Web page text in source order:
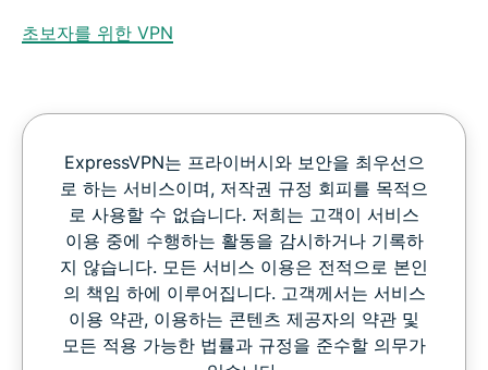
초보자를 위한 VPN
ExpressVPN는 프라이버시와 보안을 최우선으
로 하는 서비스이며, 저작권 규정 회피를 목적으
로 사용할 수 없습니다. 저희는 고객이 서비스
이용 중에 수행하는 활동을 감시하거나 기록하
지 않습니다. 모든 서비스 이용은 전적으로 본인
의 책임 하에 이루어집니다. 고객께서는 서비스
이용 약관, 이용하는 콘텐츠 제공자의 약관 및
모든 적용 가능한 법률과 규정을 준수할 의무가